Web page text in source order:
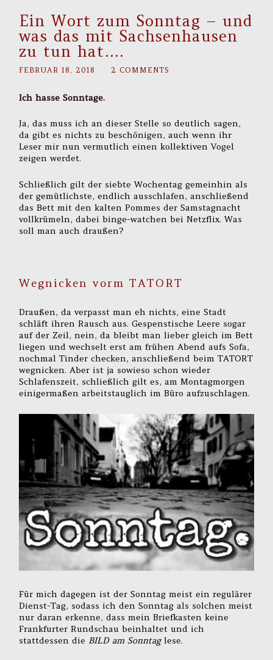
Ein Wort zum Sonntag – und
was das mit Sachsenhausen
zu tun hat….
FEBRUAR 18, 2018 2 COMMENTS
Ich hasse Sonntage.
Ja, das muss ich an dieser Stelle so deutlich sagen,
da gibt es nichts zu beschönigen, auch wenn ihr
Leser mir nun vermutlich einen kollektiven Vogel
zeigen werdet.
Schließlich gilt der siebte Wochentag gemeinhin als
der gemütlichste, endlich ausschlafen, anschließend
das Bett mit den kalten Pommes der Samstagnacht
vollkrümeln, dabei binge-watchen bei Netzflix. Was
soll man auch draußen?
Wegnicken vorm TATORT
Draußen, da verpasst man eh nichts, eine Stadt
schläft ihren Rausch aus. Gespenstische Leere sogar
auf der Zeil, nein, da bleibt man lieber gleich im Bett
liegen und wechselt erst am frühen Abend aufs Sofa,
nochmal Tinder checken, anschließend beim TATORT
wegnicken. Aber ist ja sowieso schon wieder
Schlafenszeit, schließlich gilt es, am Montagmorgen
einigermaßen arbeitstauglich im Büro aufzuschlagen.
Für mich dagegen ist der Sonntag meist ein regulärer
Dienst-Tag, sodass ich den Sonntag als solchen meist
nur daran erkenne, dass mein Briefkasten keine
Frankfurter Rundschau beinhaltet und ich
stattdessen die BILD am Sonntaglese.